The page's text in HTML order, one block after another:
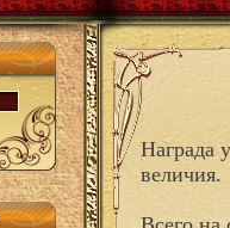
Награда
величия.